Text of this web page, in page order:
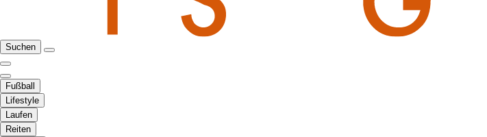
Suchen
Fußball
Lifestyle
Laufen
Reiten